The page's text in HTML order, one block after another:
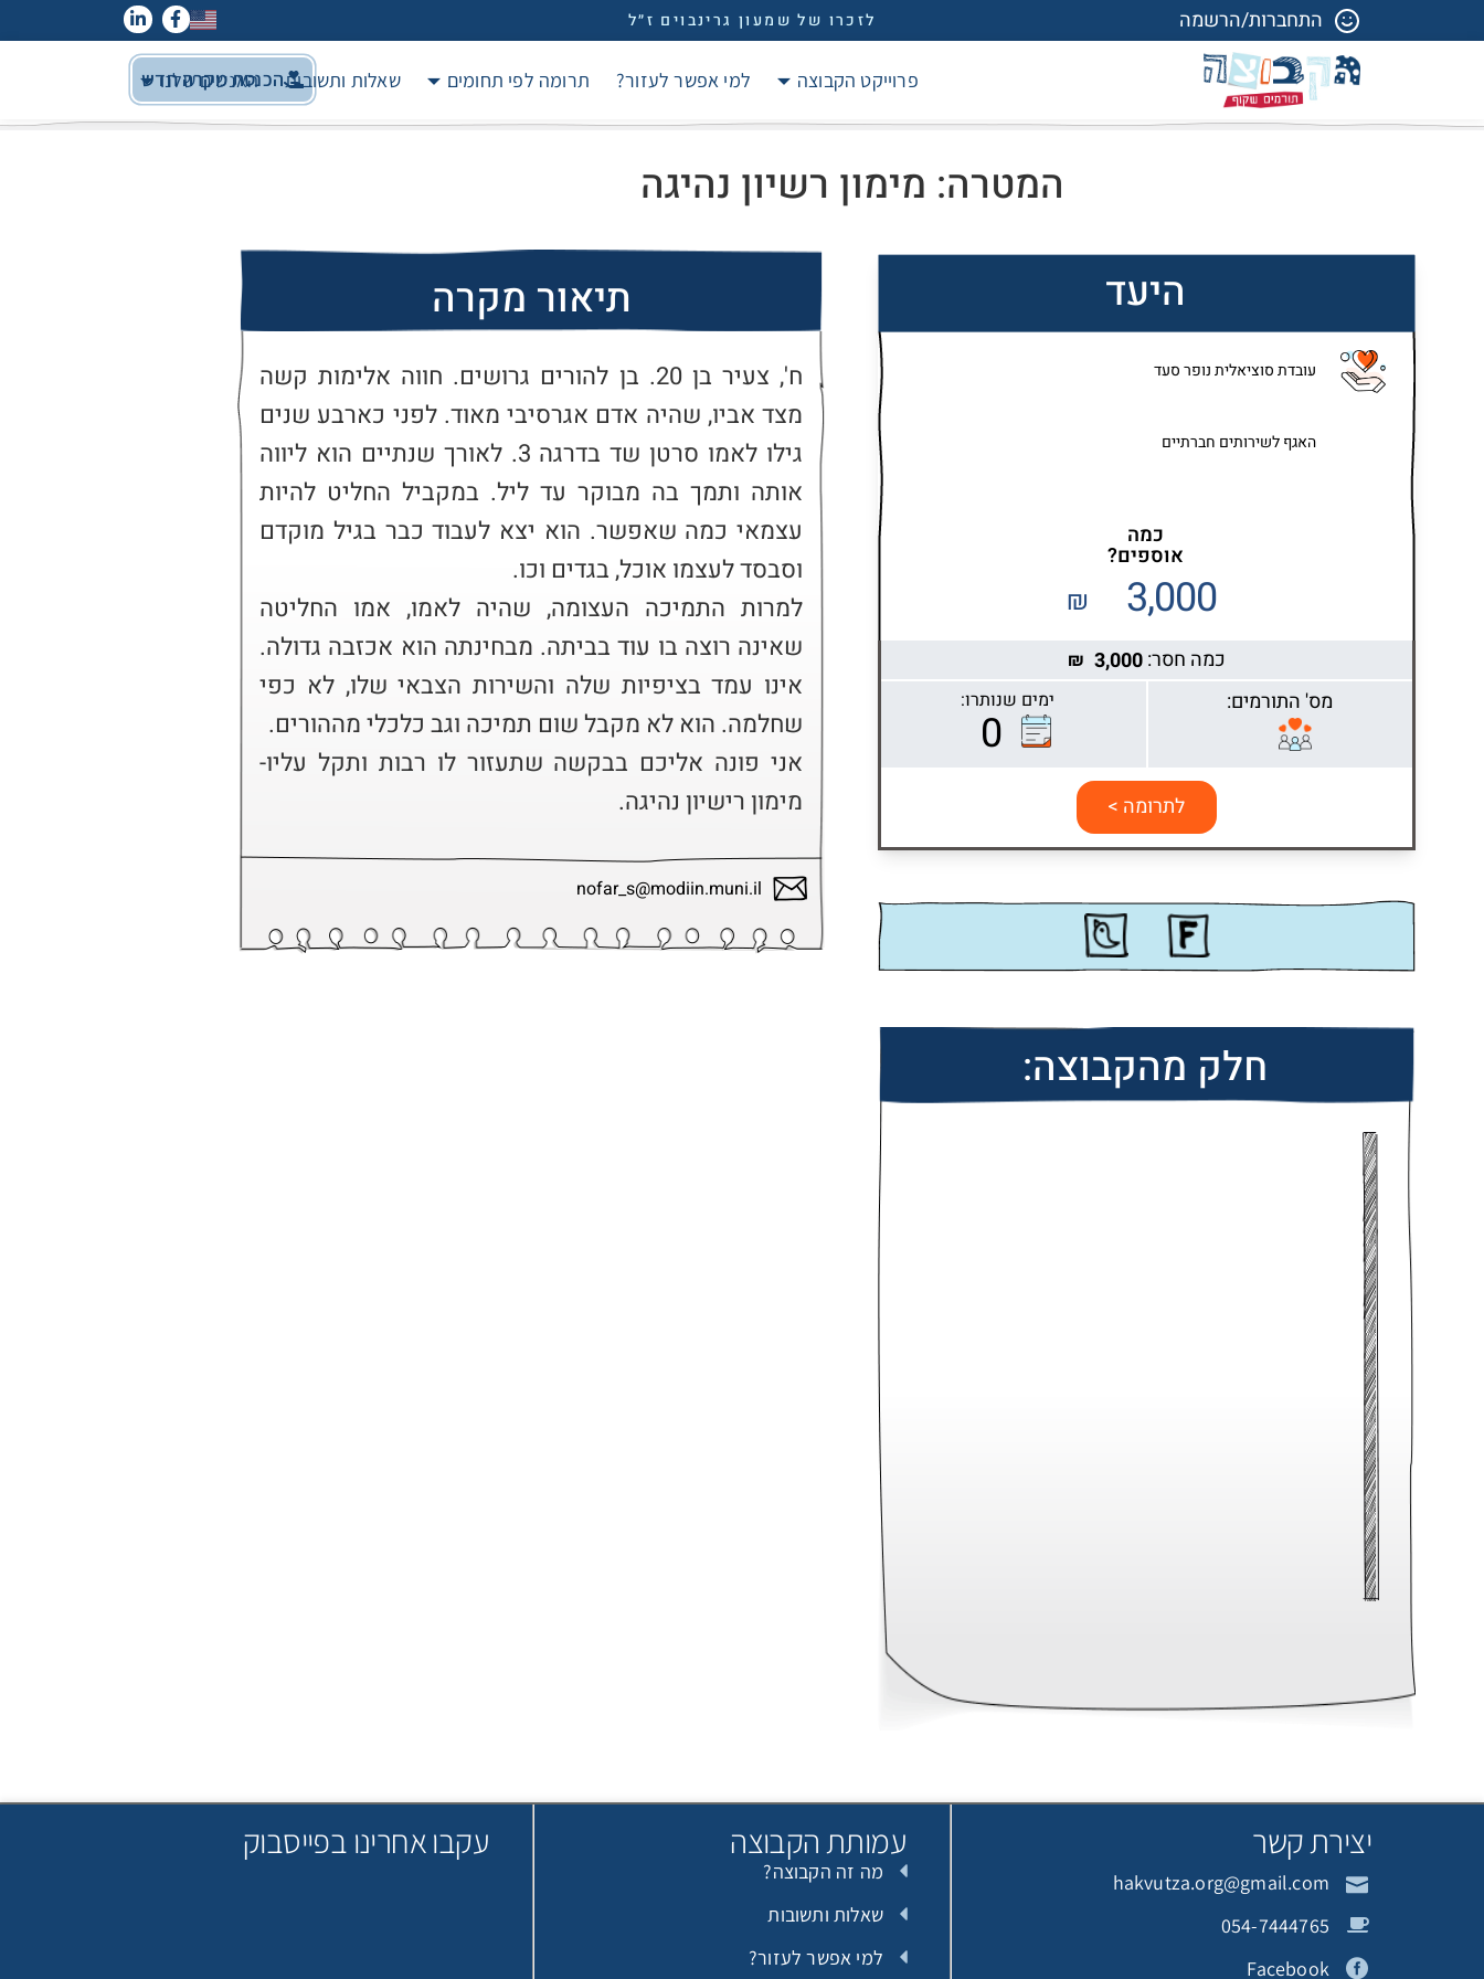
התחברות/הרשמה לזכרו של שמעון גרינבוים ז״ל
פרוייקט הקבוצה למי אפשר לעזור? תרומה לפי תחומים שאלות ותשובות האנשים שלנו
הכנסת מקרה חדש
המטרה: מימון רשיון נהיגה
היעד
עובדת סוציאלית נופר סעד
האגף לשירותים חברתיים
כמה
אוספים?
3,000
₪
כמה חסר:3,000
₪
מס' התורמים: ימים שנותרו:
0
חלק מהקבוצה:
תיאור מקרה
מימון רישיון נהיגה.
nofar_s@modiin.muni.il
יצירת קשר
hakvutza.org@gmail.com
054-7444765
Facebook
עמותת הקבוצה
מה זה הקבוצה?
שאלות ותשובות
למי אפשר לעזור?
עקבו אחרינו בפייסבוק